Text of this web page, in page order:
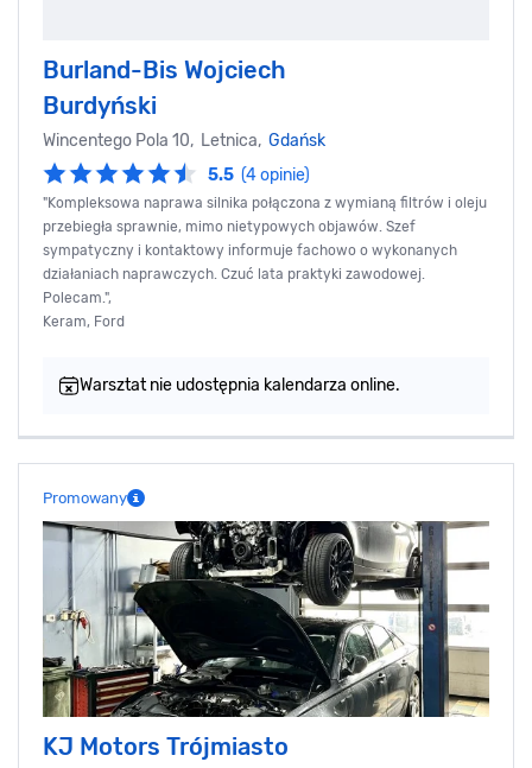
Burland-Bis Wojciech
Burdyński
Wincentego Pola 10, Letnica, Gdańsk
5.5 (4 opinie)
"Kompleksowa naprawa silnika połączona z wymianą filtrów i oleju
przebiegła sprawnie, mimo nietypowych objawów. Szef
sympatyczny i kontaktowy informuje fachowo o wykonanych
działaniach naprawczych. Czuć lata praktyki zawodowej.
Polecam.",
Keram, Ford
Warsztat nie udostępnia kalendarza online.
Promowany
KJ Motors Trójmiasto